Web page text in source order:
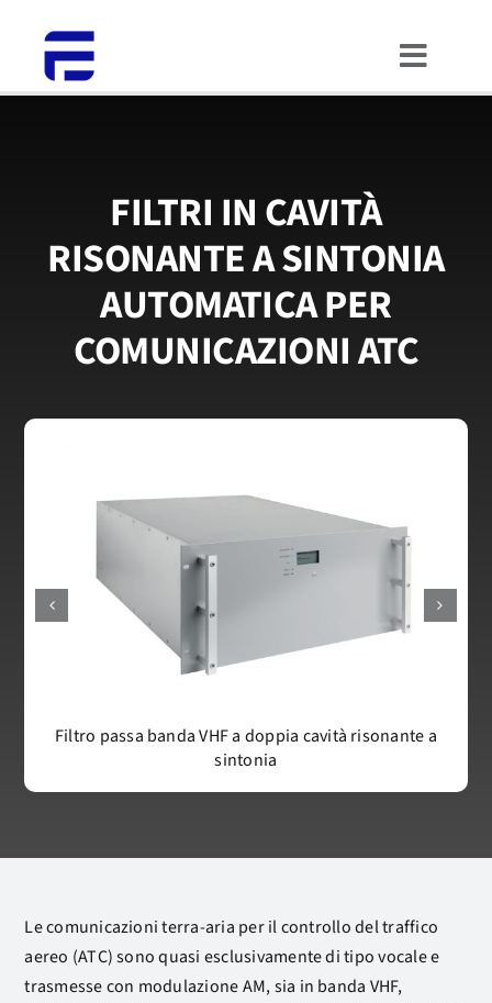
contenuto
Toggle
COSA FACCIAMO
PORTFOLIO
FILTRI IN CAVITÀ
RISONANTE A SINTONIA
AUTOMATICA PER
COMUNICAZIONI ATC
Filtro passa banda VHF a doppia cavità risonante a
sintonia
Le comunicazioni terra-aria per il controllo del traffico
aereo (ATC) sono quasi esclusivamente di tipo vocale e
trasmesse con modulazione AM, sia in banda VHF,